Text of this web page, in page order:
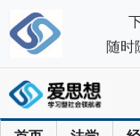
随时